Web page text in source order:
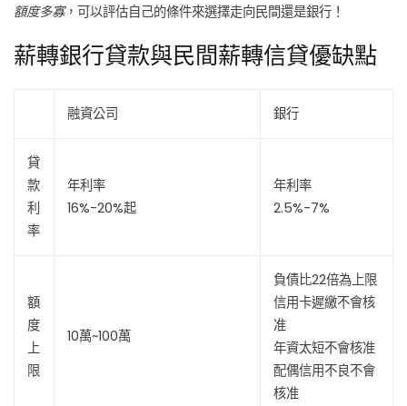
額度多寡，可以評估自己的條件來選擇走向民間還是銀行！
薪轉銀行貸款與民間薪轉信貸優缺點
融資公司 銀行
貸
款
利
率
年利率
16%-20%起
年利率
2.5%-7%
額
度
上
限
10萬~100萬
負債比22倍為上限
信用卡遲繳不會核
准
年資太短不會核准
配偶信用不良不會
核准